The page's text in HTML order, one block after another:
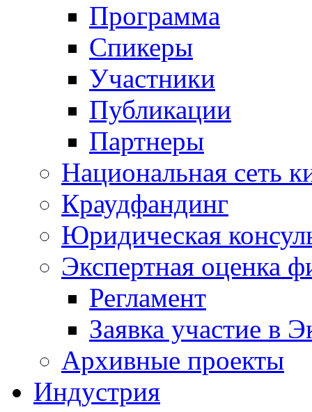
Программа
Спикеры
Участники
Публикации
Партнеры
Национальная сеть
Краудфандинг
Юридическая
Экспертная оценка
Регламент
Заявка участие в
Архивные проекты
Индустрия